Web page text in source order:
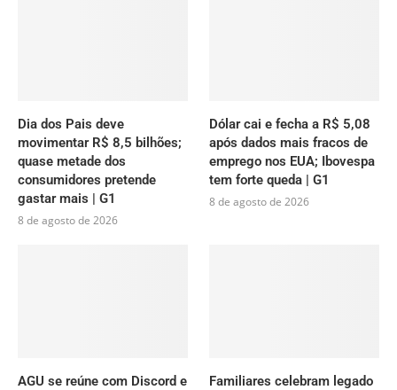
Dia dos Pais deve
movimentar R$ 8,5 bilhões;
quase metade dos
consumidores pretende
gastar mais | G1
8 de agosto de 2026
Dólar cai e fecha a R$ 5,08
após dados mais fracos de
emprego nos EUA; Ibovespa
tem forte queda | G1
8 de agosto de 2026
AGU se reúne com Discord e
Familiares celebram legado